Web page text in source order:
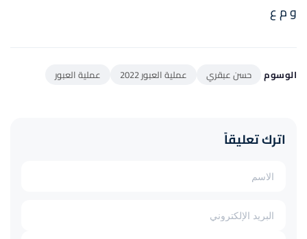
و م ع
الوسوم حسن عبقري عملية العبور 2022 عملية العبور
اترك تعليقاً